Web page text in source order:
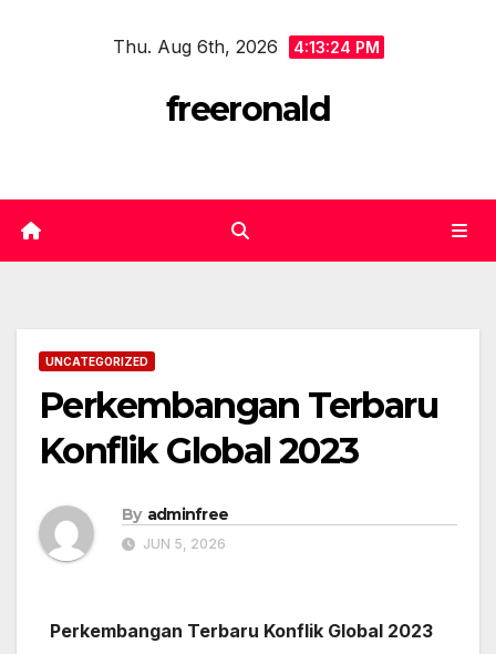
Thu. Aug 6th, 2026 4:13:25 PM
freeronald
UNCATEGORIZED
Perkembangan Terbaru
Konflik Global 2023
By adminfree
JUN 5, 2026
Perkembangan Terbaru Konflik Global 2023